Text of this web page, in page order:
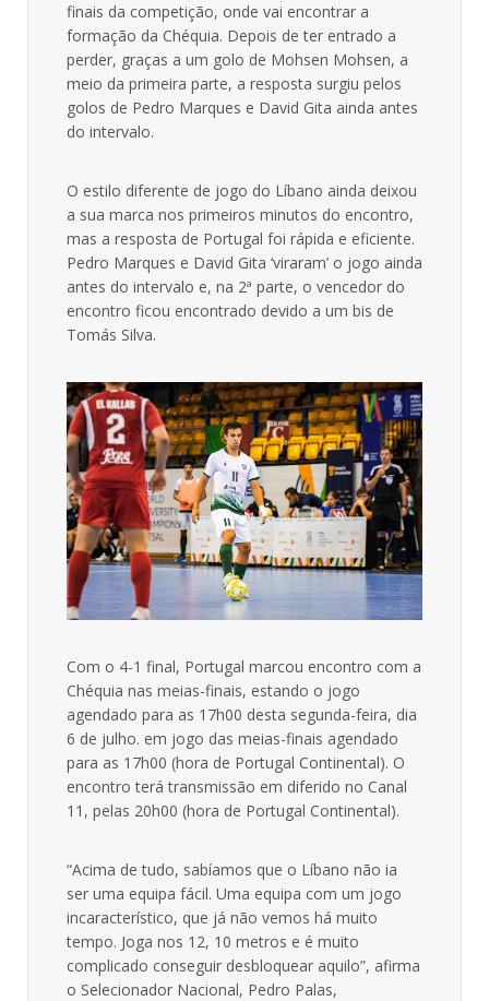
finais da competição, onde vai encontrar a
formação da Chéquia. Depois de ter entrado a
perder, graças a um golo de Mohsen Mohsen, a
meio da primeira parte, a resposta surgiu pelos
golos de Pedro Marques e David Gita ainda antes
do intervalo.
O estilo diferente de jogo do Líbano ainda deixou
a sua marca nos primeiros minutos do encontro,
mas a resposta de Portugal foi rápida e eficiente.
Pedro Marques e David Gita ‘viraram’ o jogo ainda
antes do intervalo e, na 2ª parte, o vencedor do
encontro ficou encontrado devido a um bis de
Tomás Silva.
Com o 4-1 final, Portugal marcou encontro com a
Chéquia nas meias-finais, estando o jogo
agendado para as 17h00 desta segunda-feira, dia
6 de julho. em jogo das meias-finais agendado
para as 17h00 (hora de Portugal Continental). O
encontro terá transmissão em diferido no Canal
11, pelas 20h00 (hora de Portugal Continental).
“Acima de tudo, sabíamos que o Líbano não ia
ser uma equipa fácil. Uma equipa com um jogo
incaracterístico, que já não vemos há muito
tempo. Joga nos 12, 10 metros e é muito
complicado conseguir desbloquear aquilo”, afirma
o Selecionador Nacional, Pedro Palas,